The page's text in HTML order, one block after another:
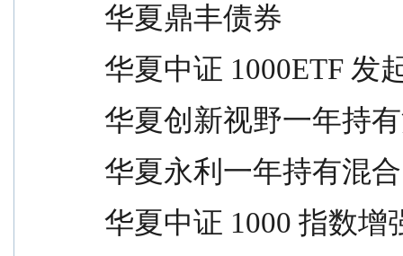
华夏鼎丰债券
华夏中证 1000ETF 发
华夏创新视野一年持有
华夏永利一年持有混合
华夏中证 1000 指数增